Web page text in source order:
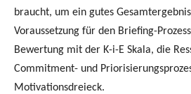
braucht, um ein gutes
Voraussetzung für den Briefing-
Bewertung mit der K-i-E Skala, die
Commitment- und
Motivationsdreieck.